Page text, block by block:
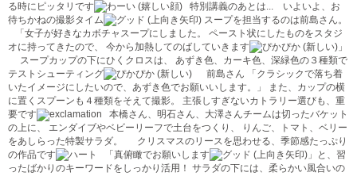
る時にピッタリです
特別講義のあとは... いよいよ、お
待ちかねの撮影タイム
スープを担当するのは前島さん。
「女子が好きなカボチャスープにしました。 ペースト状にしたものをスタジ
オに持ってきたので、 今から加熱してのばしていきます
」
スープカップの下にひくクロスは、 あずき色、カーキ色、深緑色の３種類で
テストシューティング
前島さん 「クラシックで落ち着
いたイメージにしたいので、あずき色でお願いいします。」 また、カップの横
に置くスプーンも４種類をそえて撮影。 主張しすぎないカトラリー選びも、重
要です
本橋さん、明石さん、大澤さんチームは切ったバケット
の上に、 エンダイブやベビーリーフで土台をつくり、 りんご、トマト、ベリー
をあしらった特製サラダ。
クリスマスのリースを思わせる、季節感たっぷり
の作品です
「真俯瞰でお願いします
」と、習
ったばかりのキーワードをしっかり活用！ サラダの下には、柔らかい風合いの